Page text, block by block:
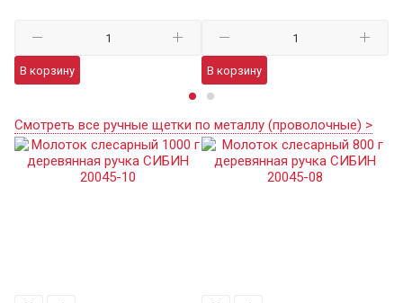
В корзину В корзину
Смотреть все ручные щетки по металлу (проволочные) >